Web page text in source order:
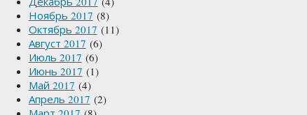
Ноябрь 2017 (8)
Октябрь 2017 (11)
Август 2017 (6)
Июль 2017 (6)
Июнь 2017 (1)
Май 2017 (4)
Апрель 2017 (2)